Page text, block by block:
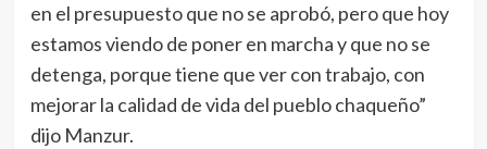
en el presupuesto que no se aprobó, pero que hoy
estamos viendo de poner en marcha y que no se
detenga, porque tiene que ver con trabajo, con
mejorar la calidad de vida del pueblo chaqueño”
dijo Manzur.